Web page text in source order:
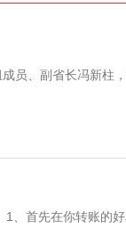
、副省长冯新柱
在你转账的好友